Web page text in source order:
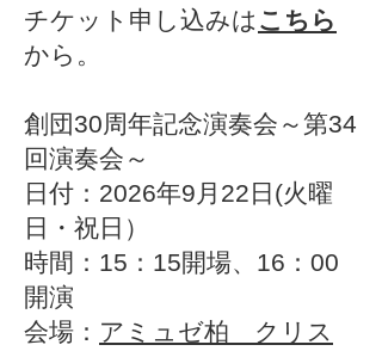
​チケット申し込みは こちら
から。
創団30周年記念演奏会～第34
回演奏会～
日付：2026年9月22日(火曜
日・祝日）
時間：15：15開場、16：00
開演
会場： アミュゼ柏 クリス